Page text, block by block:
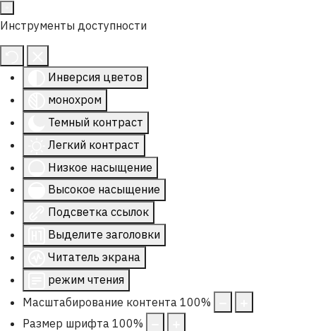
Инструменты доступности
Инверсия цветов
монохром
Темный контраст
Легкий контраст
Низкое насыщение
Высокое насыщение
Подсветка ссылок
Выделите заголовки
Читатель экрана
режим чтения
Масштабирование контента 100%
Размер шрифта 100%